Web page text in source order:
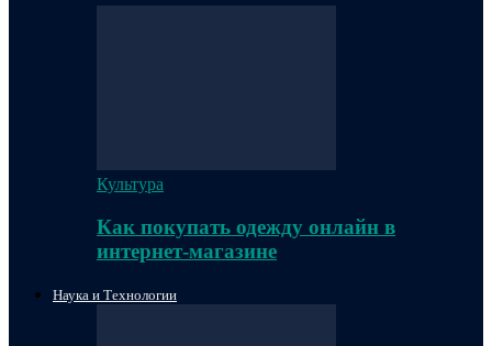
Культура
Как покупать одежду онлайн в
интернет-магазине
Наука и Технологии